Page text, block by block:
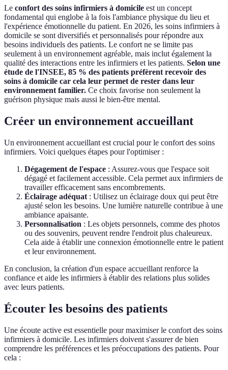
Le confort des soins infirmiers à domicile est un concept
fondamental qui englobe à la fois l'ambiance physique du lieu et
l'expérience émotionnelle du patient. En 2026, les soins infirmiers à
domicile se sont diversifiés et personnalisés pour répondre aux
besoins individuels des patients. Le confort ne se limite pas
seulement à un environnement agréable, mais inclut également la
qualité des interactions entre les infirmiers et les patients. Selon une
étude de l'INSEE, 85 % des patients préfèrent recevoir des
soins à domicile car cela leur permet de rester dans leur
environnement familier. Ce choix favorise non seulement la
guérison physique mais aussi le bien-être mental.
Créer un environnement accueillant
Un environnement accueillant est crucial pour le confort des soins
infirmiers. Voici quelques étapes pour l'optimiser :
Dégagement de l'espace : Assurez-vous que l'espace soit
dégagé et facilement accessible. Cela permet aux infirmiers de
travailler efficacement sans encombrements.
Éclairage adéquat : Utilisez un éclairage doux qui peut être
ajusté selon les besoins. Une lumière naturelle contribue à une
ambiance apaisante.
Personnalisation : Les objets personnels, comme des photos
ou des souvenirs, peuvent rendre l'endroit plus chaleureux.
Cela aide à établir une connexion émotionnelle entre le patient
et leur environnement.
En conclusion, la création d'un espace accueillant renforce la
confiance et aide les infirmiers à établir des relations plus solides
avec leurs patients.
Écouter les besoins des patients
Une écoute active est essentielle pour maximiser le confort des soins
infirmiers à domicile. Les infirmiers doivent s'assurer de bien
comprendre les préférences et les préoccupations des patients. Pour
cela :